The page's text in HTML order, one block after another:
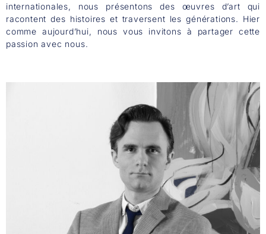
internationales, nous présentons des œuvres d’art qui
racontent des histoires et traversent les générations. Hier
comme aujourd’hui, nous vous invitons à partager cette
passion avec nous.